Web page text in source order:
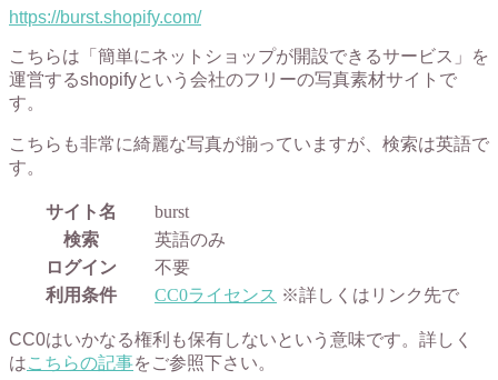
https://burst.shopify.com/
こちらは「簡単にネットショップが開設できるサービス」を
運営するshopifyという会社のフリーの写真素材サイトで
す。
こちらも非常に綺麗な写真が揃っていますが、検索は英語で
す。
サイト名
burst
検索
英語のみ
ログイン
不要
利用条件
CC0ライセンス ※詳しくはリンク先で
CC0はいかなる権利も保有しないという意味です。詳しく
はこちらの記事をご参照下さい。